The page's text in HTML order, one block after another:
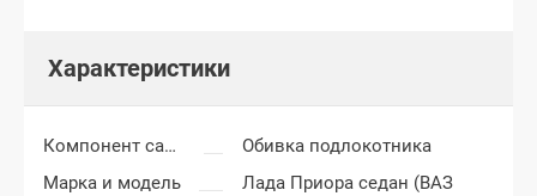
Характеристики
Компонент салона
Обивка подлокотника
Марка и модель
Лада Приора седан (ВАЗ